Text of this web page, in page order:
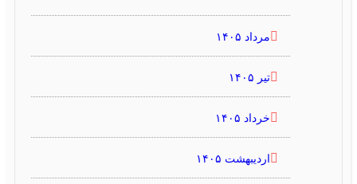
مرداد ۱۴۰۵
خرداد ۱۴۰۵
اردیبهشت ۱۴۰۵